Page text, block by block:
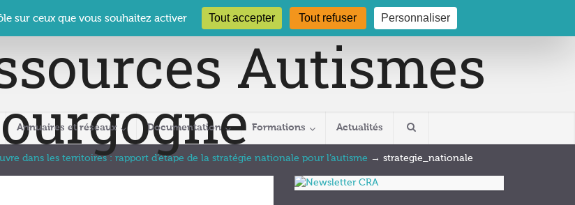
Présidents – 19-21 rue Coty – 21 000 DIJON cra@crabourgogne.org 03 80 29 54 19
Annuaires et réseaux Documentation Formations Actualités
dans les territoires : rapport d’étape de la stratégie nationale pour l’autisme → strategie_nationale
sur ceux que vous souhaitez activer Tout accepter Tout refuser Personnaliser